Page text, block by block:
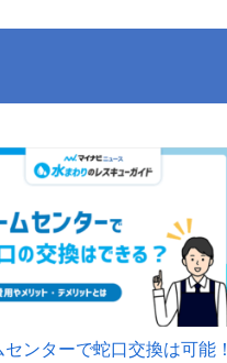
センターで蛇口交換は可能！